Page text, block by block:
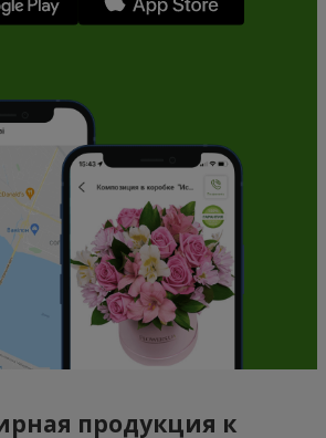
продукция к